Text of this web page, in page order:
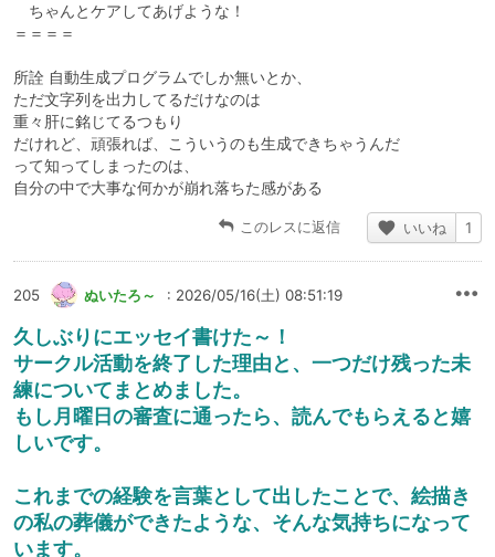
ちゃんとケアしてあげような！
＝＝＝＝
所詮 自動生成プログラムでしか無いとか、
ただ文字列を出力してるだけなのは
重々肝に銘じてるつもり
だけれど、頑張れば、こういうのも生成できちゃうんだ
って知ってしまったのは、
自分の中で大事な何かが崩れ落ちた感がある
このレスに返信 いいね 1
205 ぬいたろ～ : 2026/05/16(土) 08:51:19
久しぶりにエッセイ書けた～！
サークル活動を終了した理由と、一つだけ残った未
練についてまとめました。
もし月曜日の審査に通ったら、読んでもらえると嬉
しいです。
これまでの経験を言葉として出したことで、絵描き
の私の葬儀ができたような、そんな気持ちになって
います。